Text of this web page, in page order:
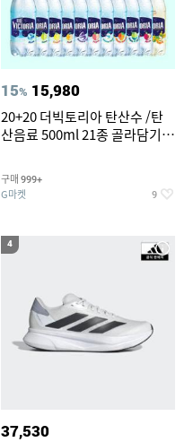
15% 15,980
20+20 더빅토리아 탄산수 /탄
산음료 500ml 21종 골라담기
구매 999+
G마켓 9
4
37,530